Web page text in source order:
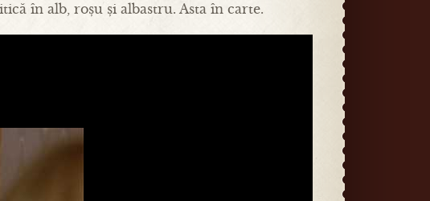
în alb, roșu și albastru. Asta în carte.